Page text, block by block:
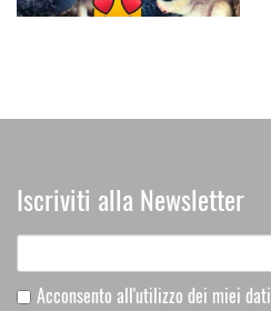
Iscriviti alla Newsletter
Acconsento all'utilizzo dei miei dati